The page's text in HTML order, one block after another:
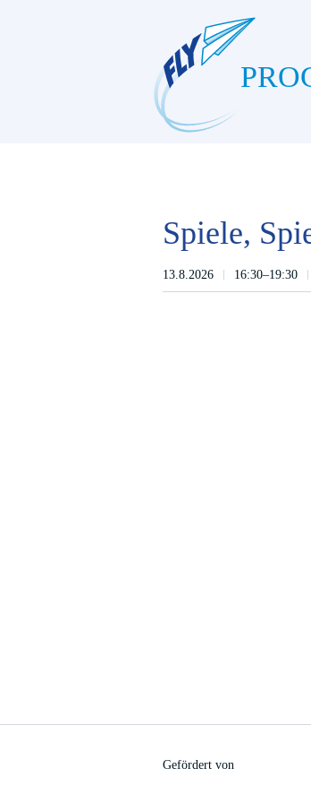
Spiele,
13.8.2026 16:30–19:30
Gefördert von